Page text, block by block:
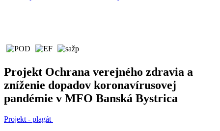
Projekt Ochrana verejného zdravia a
zníženie dopadov koronavírusovej
pandémie v MFO Banská Bystrica
Projekt - plagát